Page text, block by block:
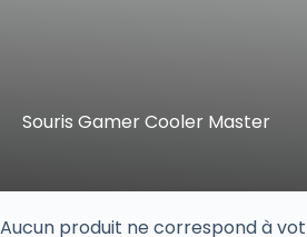
Souris Gamer Cooler Master
Aucun produit ne correspond à